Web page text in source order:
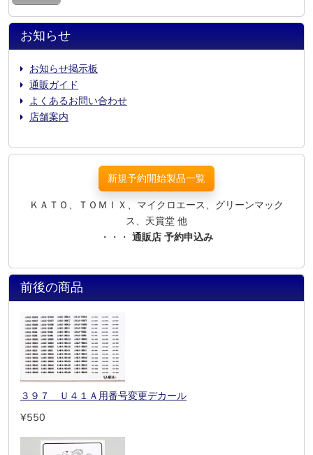
お知らせ
お知らせ掲示板
通販ガイド
よくあるお問い合わせ
店舗案内
新規予約開始製品一覧
ＫＡＴＯ、ＴＯＭＩＸ、マイクロエース、グリーンマック
ス、天賞堂 他
・・・ 通販店 予約申込み
前後の商品
３９７ Ｕ４１Ａ用番号変更デカール
¥550